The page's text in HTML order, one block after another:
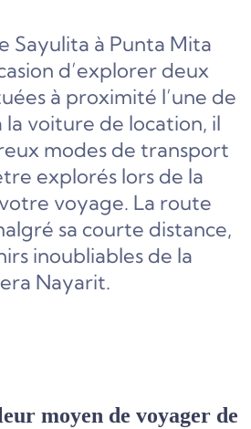
Sayulita à Punta Mita
d’explorer deux
à proximité l’une de
la voiture de location, il
modes de transport
explorés lors de la
voyage. La route
sa courte distance,
inoubliables de la
Nayarit.
moyen de voyager de